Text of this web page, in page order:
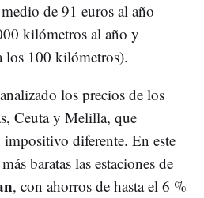
de 91 euros al año
kilómetros al año y
los 100 kilómetros).
los precios de los
Ceuta y Melilla, que
diferente. En este
baratas las estaciones de
, con ahorros de hasta el 6 %